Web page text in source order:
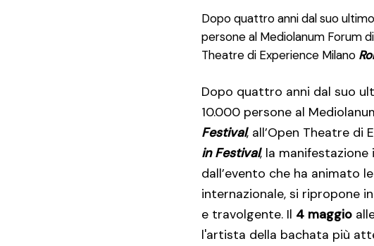
Dopo quattro anni dal suo
persone al Mediolanum Forum
Theatre di Experience Milano
Dopo quattro anni dal suo
10.000 persone al
Festival, all’Open Theatre di
in Festival, la
dall’evento che ha animato
internazionale, si ripropone
e travolgente. Il 4 maggio
l'artista della bachata più